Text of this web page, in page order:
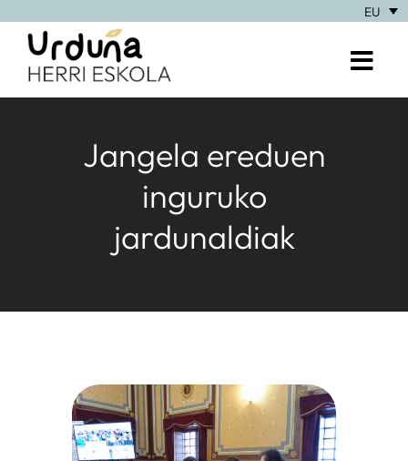
EU
Jangela ereduen
inguruko
jardunaldiak